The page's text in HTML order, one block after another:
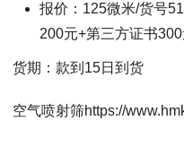
报价：125微米/货号
200元+第三方证书
货期：款到15日到货
空气喷射筛https://